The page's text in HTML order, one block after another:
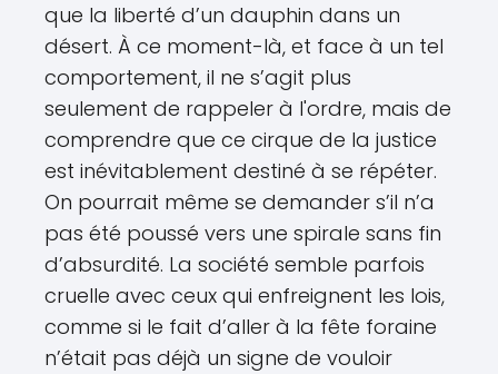
que la liberté d’un dauphin dans un
désert. À ce moment-là, et face à un tel
comportement, il ne s’agit plus
seulement de rappeler à l'ordre, mais de
comprendre que ce cirque de la justice
est inévitablement destiné à se répéter.
On pourrait même se demander s’il n’a
pas été poussé vers une spirale sans fin
d’absurdité. La société semble parfois
cruelle avec ceux qui enfreignent les lois,
comme si le fait d’aller à la fête foraine
n’était pas déjà un signe de vouloir